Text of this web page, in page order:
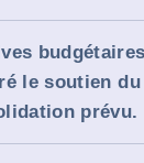
le soutien du
prévu.